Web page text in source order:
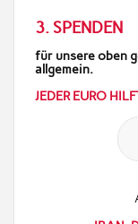
3. SPENDEN
für unsere oben
allgemein.
JEDER EURO